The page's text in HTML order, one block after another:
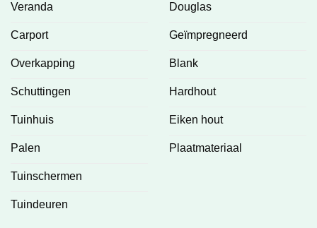
Veranda
Carport
Overkapping
Schuttingen
Tuinhuis
Palen
Tuinschermen
Tuindeuren
Douglas
Geïmpregneerd
Blank
Hardhout
Eiken hout
Plaatmateriaal